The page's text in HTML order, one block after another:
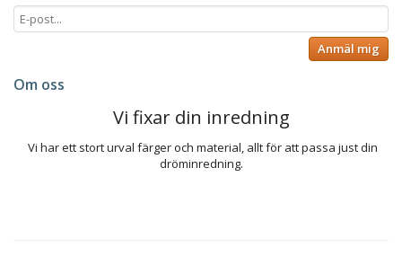
Anmäl mig
Om oss
Vi fixar din inredning
Vi har ett stort urval färger och material, allt för att passa just din
dröminredning.